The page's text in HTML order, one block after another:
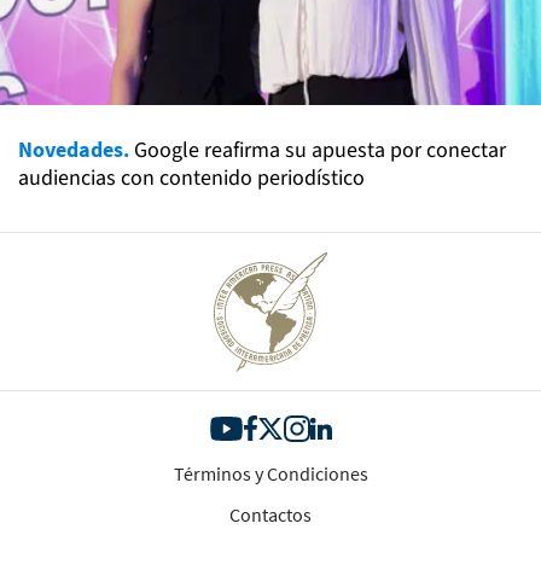
Novedades. Google reafirma su apuesta por conectar
audiencias con contenido periodístico
Términos y Condiciones
Contactos